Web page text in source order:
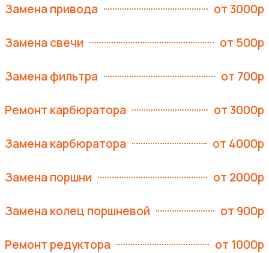
Замена привода от 3000р
Замена свечи от 500р
Замена фильтра от 700р
Ремонт карбюратора от 3000р
Замена карбюратора от 4000р
Замена поршни от 2000р
Замена колец поршневой от 900р
Ремонт редуктора от 1000р